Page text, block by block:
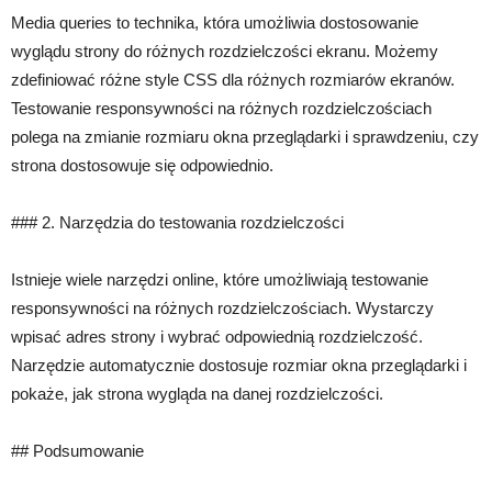
Media queries to technika, która umożliwia dostosowanie
wyglądu strony do różnych rozdzielczości ekranu. Możemy
zdefiniować różne style CSS dla różnych rozmiarów ekranów.
Testowanie responsywności na różnych rozdzielczościach
polega na zmianie rozmiaru okna przeglądarki i sprawdzeniu, czy
strona dostosowuje się odpowiednio.
### 2. Narzędzia do testowania rozdzielczości
Istnieje wiele narzędzi online, które umożliwiają testowanie
responsywności na różnych rozdzielczościach. Wystarczy
wpisać adres strony i wybrać odpowiednią rozdzielczość.
Narzędzie automatycznie dostosuje rozmiar okna przeglądarki i
pokaże, jak strona wygląda na danej rozdzielczości.
## Podsumowanie